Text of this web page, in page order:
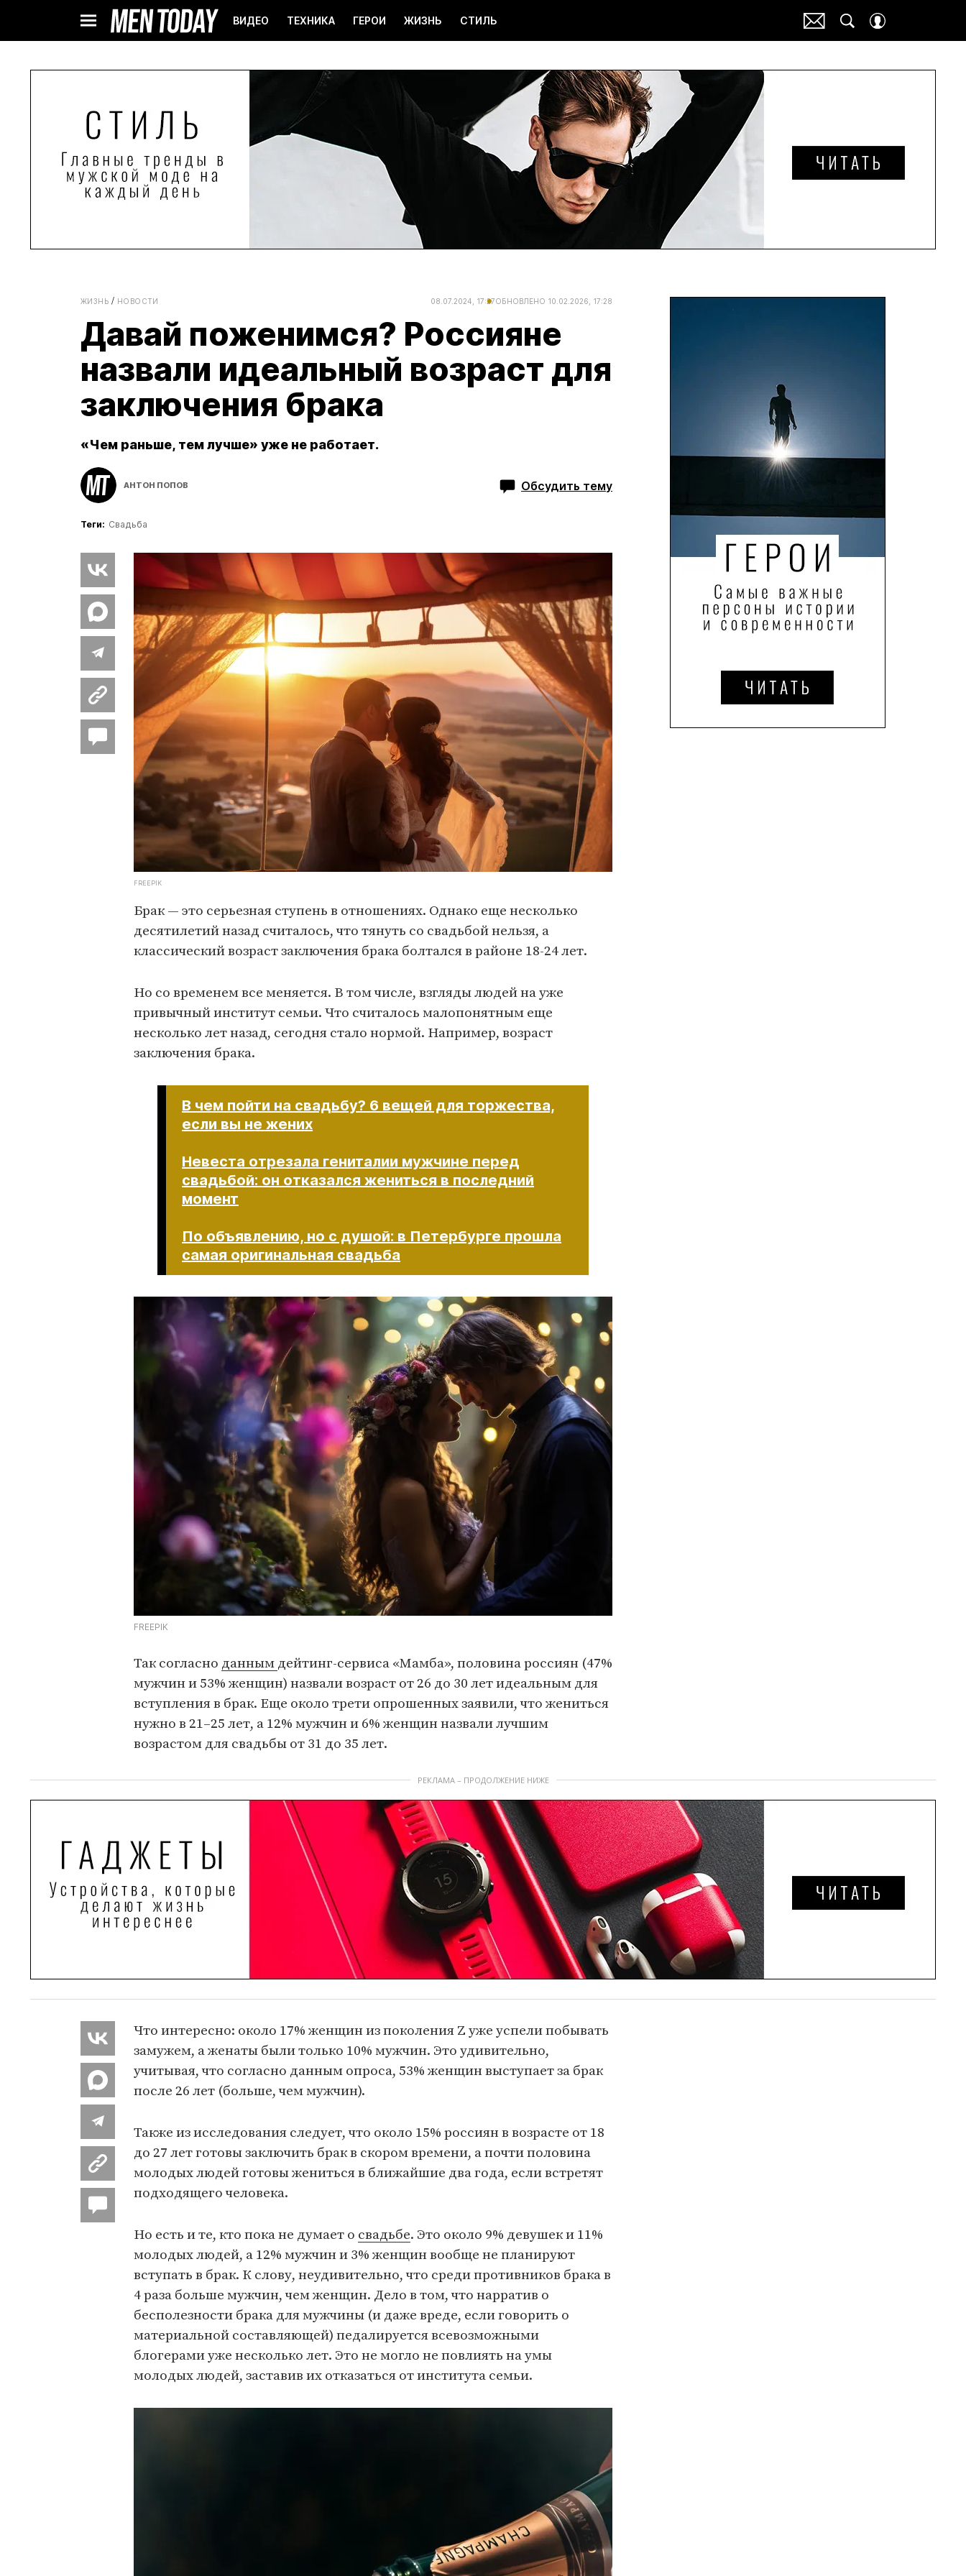
ВИДЕО ТЕХНИКА ГЕРОИ ЖИЗНЬ СТИЛЬ
ЖИЗНЬ НОВОСТИ 08.07.2024, 17:27ОБНОВЛЕНО 10.02.2026, 17:28
Давай поженимся? Россияне
назвали идеальный возраст для
заключения брака
«Чем раньше, тем лучше» уже не работает.
АНТОН ПОПОВ Обсудить тему
Теги: Свадьба
FREEPIK
Брак — это серьезная ступень в отношениях. Однако еще несколько
десятилетий назад считалось, что тянуть со свадьбой нельзя, а
классический возраст заключения брака болтался в районе 18-24 лет.
Но со временем все меняется. В том числе, взгляды людей на уже
привычный институт семьи. Что считалось малопонятным еще
несколько лет назад, сегодня стало нормой. Например, возраст
заключения брака.
В чем пойти на свадьбу? 6 вещей для торжества,
если вы не жених
Невеста отрезала гениталии мужчине перед
свадьбой: он отказался жениться в последний
момент
По объявлению, но с душой: в Петербурге прошла
самая оригинальная свадьба​​​​​​​
FREEPIK
Так согласно данным дейтинг-сервиса «Мамба», половина россиян (47%
мужчин и 53% женщин) назвали возраст от 26 до 30 лет идеальным для
вступления в брак. Еще около трети опрошенных заявили, что жениться
нужно в 21–25 лет, а 12% мужчин и 6% женщин назвали лучшим
возрастом для свадьбы от 31 до 35 лет.
РЕКЛАМА – ПРОДОЛЖЕНИЕ НИЖЕ
Что интересно: около 17% женщин из поколения Z уже успели побывать
замужем, а женаты были только 10% мужчин. Это удивительно,
учитывая, что согласно данным опроса, 53% женщин выступает за брак
после 26 лет (больше, чем мужчин).
Также из исследования следует, что около 15% россиян в возрасте от 18
до 27 лет готовы заключить брак в скором времени, а почти половина
молодых людей готовы жениться в ближайшие два года, если встретят
подходящего человека.
Но есть и те, кто пока не думает о свадьбе. Это около 9% девушек и 11%
молодых людей, а 12% мужчин и 3% женщин вообще не планируют
вступать в брак. К слову, неудивительно, что среди противников брака в
4 раза больше мужчин, чем женщин. Дело в том, что нарратив о
бесполезности брака для мужчины (и даже вреде, если говорить о
материальной составляющей) педалируется всевозможными
блогерами уже несколько лет. Это не могло не повлиять на умы
молодых людей, заставив их отказаться от института семьи.